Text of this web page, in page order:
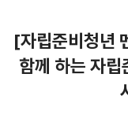
[자립준비청년
함께 하는 자립